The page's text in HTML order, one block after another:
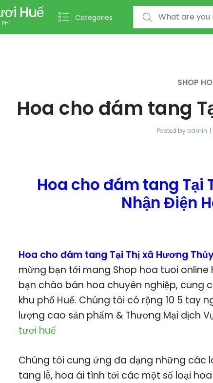
Huế Categories
Search for:
SHOP
Hoa cho đám tang
Posted by admin
Hoa cho đám tang Tại
Nhận Điện
Hoa cho đám tang Tại Thị xã Hương
mừng bạn tới mang Shop hoa tuoi
bạn chào bán hoa chuyên nghiệp, cung
khu phố Huế. Chúng tôi có rộng 10 5 tay
lượng cao sản phẩm & Thương Mại dịch
tươi huế
Chúng tôi cung ứng đa dạng những các
tang lễ, hoa ái tình tới các một số loại